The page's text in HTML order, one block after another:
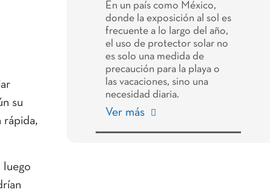
su
rápida,
luego
En un país como México,
donde la exposición al sol es
frecuente a lo largo del año,
el uso de protector solar no
es solo una medida de
precaución para la playa o
las vacaciones, sino una
necesidad diaria.
Ver más